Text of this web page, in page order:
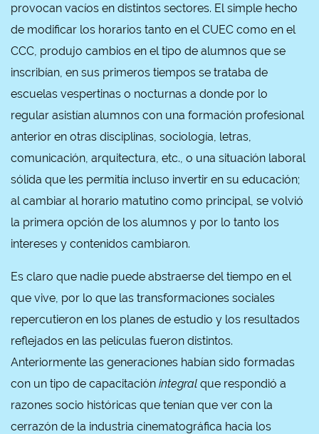
provocan vacíos en distintos sectores. El simple hecho
de modificar los horarios tanto en el CUEC como en el
CCC, produjo cambios en el tipo de alumnos que se
inscribían, en sus primeros tiempos se trataba de
escuelas vespertinas o nocturnas a donde por lo
regular asistían alumnos con una formación profesional
anterior en otras disciplinas, sociología, letras,
comunicación, arquitectura, etc., o una situación laboral
sólida que les permitía incluso invertir en su educación;
al cambiar al horario matutino como principal, se volvió
la primera opción de los alumnos y por lo tanto los
intereses y contenidos cambiaron.
Es claro que nadie puede abstraerse del tiempo en el
que vive, por lo que las transformaciones sociales
repercutieron en los planes de estudio y los resultados
reflejados en las películas fueron distintos.
Anteriormente las generaciones habían sido formadas
con un tipo de capacitación integral que respondió a
razones socio históricas que tenían que ver con la
cerrazón de la industria cinematográfica hacia los